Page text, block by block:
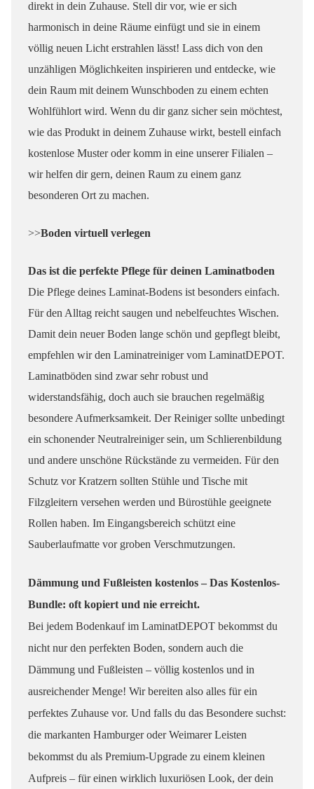
direkt in dein Zuhause. Stell dir vor, wie er sich
harmonisch in deine Räume einfügt und sie in einem
völlig neuen Licht erstrahlen lässt! Lass dich von den
unzähligen Möglichkeiten inspirieren und entdecke, wie
dein Raum mit deinem Wunschboden zu einem echten
Wohlfühlort wird. Wenn du dir ganz sicher sein möchtest,
wie das Produkt in deinem Zuhause wirkt, bestell einfach
kostenlose Muster oder komm in eine unserer Filialen –
wir helfen dir gern, deinen Raum zu einem ganz
besonderen Ort zu machen.
>>Boden virtuell verlegen
Das ist die perfekte Pflege für deinen Laminatboden
Die Pflege deines Laminat-Bodens ist besonders einfach.
Für den Alltag reicht saugen und nebelfeuchtes Wischen.
Damit dein neuer Boden lange schön und gepflegt bleibt,
empfehlen wir den Laminatreiniger vom LaminatDEPOT.
Laminatböden sind zwar sehr robust und
widerstandsfähig, doch auch sie brauchen regelmäßig
besondere Aufmerksamkeit. Der Reiniger sollte unbedingt
ein schonender Neutralreiniger sein, um Schlierenbildung
und andere unschöne Rückstände zu vermeiden. Für den
Schutz vor Kratzern sollten Stühle und Tische mit
Filzgleitern versehen werden und Bürostühle geeignete
Rollen haben. Im Eingangsbereich schützt eine
Sauberlaufmatte vor groben Verschmutzungen.
Dämmung und Fußleisten kostenlos – Das Kostenlos-
Bundle: oft kopiert und nie erreicht.
Bei jedem Bodenkauf im LaminatDEPOT bekommst du
nicht nur den perfekten Boden, sondern auch die
Dämmung und Fußleisten – völlig kostenlos und in
ausreichender Menge! Wir bereiten also alles für ein
perfektes Zuhause vor. Und falls du das Besondere suchst:
die markanten Hamburger oder Weimarer Leisten
bekommst du als Premium-Upgrade zu einem kleinen
Aufpreis – für einen wirklich luxuriösen Look, der dein